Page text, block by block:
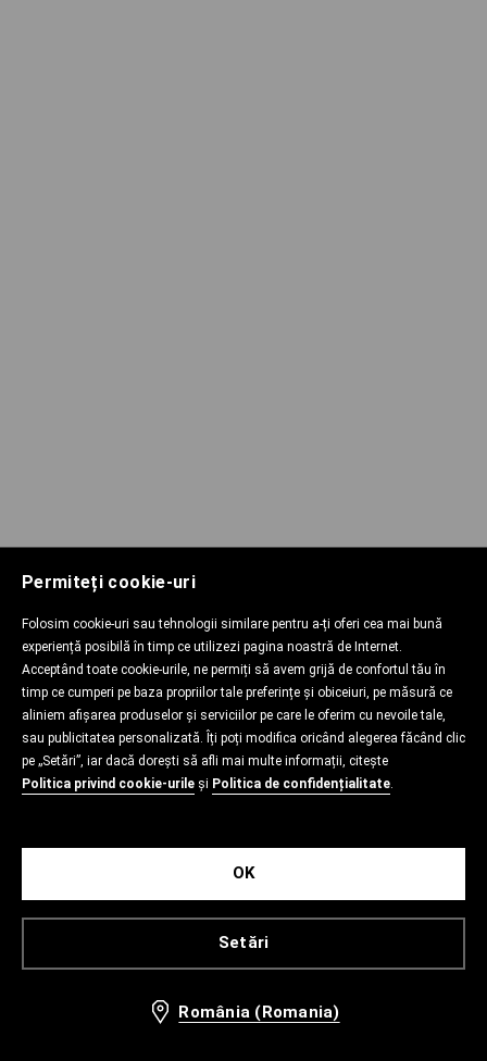
Permiteți cookie-uri
Folosim cookie-uri sau tehnologii similare pentru a-ți oferi cea mai bună
experiență posibilă în timp ce utilizezi pagina noastră de Internet.
Acceptând toate cookie-urile, ne permiți să avem grijă de confortul tău în
timp ce cumperi pe baza propriilor tale preferințe și obiceiuri, pe măsură ce
aliniem afișarea produselor și serviciilor pe care le oferim cu nevoile tale,
sau publicitatea personalizată. Îți poți modifica oricând alegerea făcând clic
pe „Setări”, iar dacă dorești să afli mai multe informații, citește
Politica privind cookie-urile și Politica de confidențialitate.
Setări
OK
România (Romania)